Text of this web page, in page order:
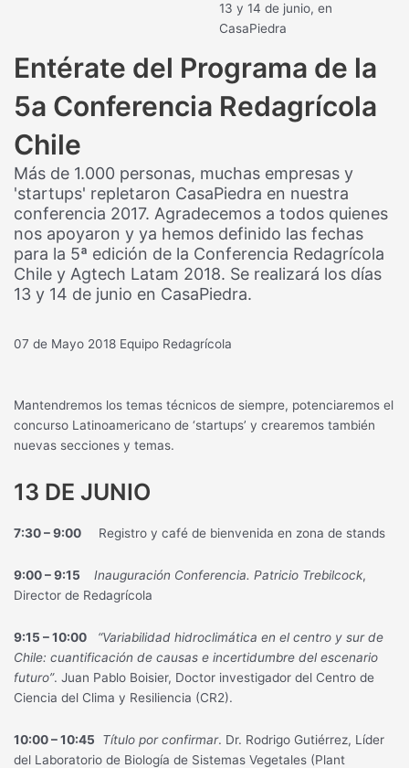
13 y 14 de junio, en
CasaPiedra
Entérate del Programa de la
5a Conferencia Redagrícola
Chile
Más de 1.000 personas, muchas empresas y
'startups' repletaron CasaPiedra en nuestra
conferencia 2017. Agradecemos a todos quienes
nos apoyaron y ya hemos definido las fechas
para la 5ª edición de la Conferencia Redagrícola
Chile y Agtech Latam 2018. Se realizará los días
13 y 14 de junio en CasaPiedra.
07 de Mayo 2018 Equipo Redagrícola
Mantendremos los temas técnicos de siempre, potenciaremos el
concurso Latinoamericano de ‘startups’ y crearemos también
nuevas secciones y temas.
13 DE JUNIO
7:30 – 9:00 Registro y café de bienvenida en zona de stands
9:00 – 9:15 Inauguración Conferencia. Patricio Trebilcock,
Director de Redagrícola
9:15 – 10:00
“Variabilidad hidroclimática en el centro y sur de
Chile: cuantificación de causas e incertidumbre del escenario
futuro”. Juan Pablo Boisier, Doctor investigador del Centro de
Ciencia del Clima y Resiliencia (CR2).
10:00 – 10:45 Título por confirmar. Dr. Rodrigo Gutiérrez, Líder
del Laboratorio de Biología de Sistemas Vegetales (Plant